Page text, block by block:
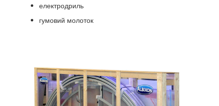
електродриль
гумовий молоток